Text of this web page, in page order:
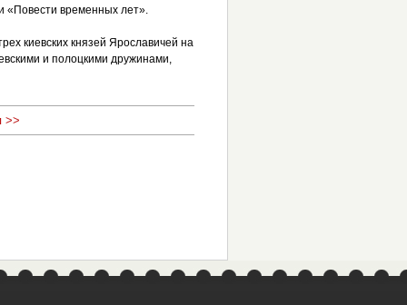
«Повести временных лет».
киевских князей Ярославичей на
и полоцкими дружинами,
>>